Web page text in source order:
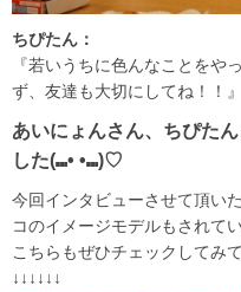
ちぴたん：
『若いうちに色んなことをや
ず、友達も大切にしてね！！』
あいにょんさん、ちぴた
した(⑉• •⑉)♡
今回インタビューさせて頂い
コのイメージモデルもされて
こちらもぜひチェックしてみ
↓↓↓↓↓↓